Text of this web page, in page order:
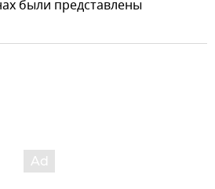
были представлены